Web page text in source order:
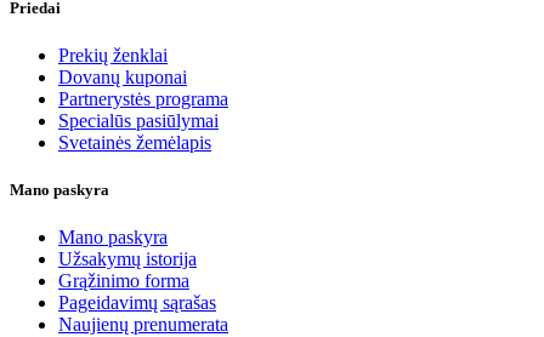
Priedai
Prekių ženklai
Dovanų kuponai
Partnerystės programa
Specialūs pasiūlymai
Svetainės žemėlapis
Mano paskyra
Mano paskyra
Užsakymų istorija
Grąžinimo forma
Pageidavimų sąrašas
Naujienų prenumerata